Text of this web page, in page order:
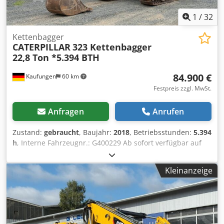
1 /32
Kaufungen 60 km
Kettenbagger
CATERPILLAR323 Kettenbagger
22,8 Ton *5.394 BTH
84.900 €
Festpreis zzgl. MwSt.
Anfragen Anrufen
Zustand: gebraucht, Baujahr: 2018, Betriebsstunden: 5.394
h, Interne Fahrzeugnr.: G400229 Ab sofort verfügbar auf
unserem Hof in Kaufungen. Mehr INFO unter: * Luis
Lucena * Viktoria Sologubova Deutsch CAT 323
Kettenbagger | 22,8 t | Baujahr 2018 | 5.394
Betriebsstunden Zum Verkauf steht ein gebrauchter CAT
323 Kettenbagger aus dem Baujahr 2018. Mit einem
Betriebsgewicht von 22.800 kg eignet sich die Maschine
ideal für Erdbewegungs-, Tiefbau-, Abbruch- und
Kleinanzeige